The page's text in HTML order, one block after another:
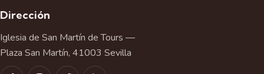
Dirección
Iglesia de San Martín de Tours —
Plaza San Martín, 41003 Sevilla